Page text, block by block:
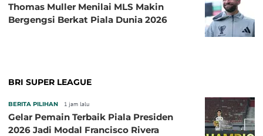
Thomas Muller Menilai MLS Makin
Bergengsi Berkat Piala Dunia 2026
BRI SUPER LEAGUE
BERITA PILIHAN 1 jam lalu
Gelar Pemain Terbaik Piala Presiden
2026 Jadi Modal Francisco Rivera